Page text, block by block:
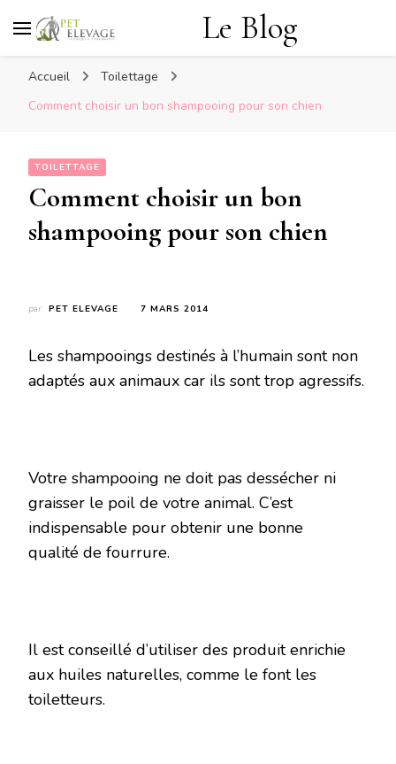
Le Blog
Accueil
Toilettage
Comment choisir un bon shampooing pour son chien
TOILETTAGE
Comment choisir un bon
shampooing pour son chien
par PET ELEVAGE 7 MARS 2014
Les shampooings destinés à l’humain sont non
adaptés aux animaux car ils sont trop agressifs.
Votre shampooing ne doit pas dessécher ni
graisser le poil de votre animal. C’est
indispensable pour obtenir une bonne
qualité de fourrure.
Il est conseillé d’utiliser des produit enrichie
aux huiles naturelles, comme le font les
toiletteurs.